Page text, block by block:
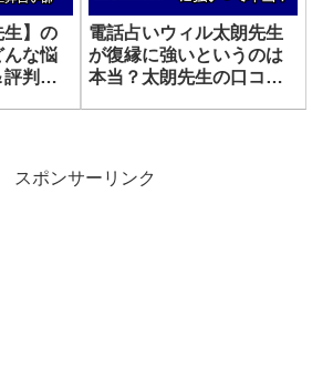
生】の
んな悩
判
電話占いウィル太朗先生
が復縁に強いというのは
本当？太朗先生の口コミ
スポンサーリンク